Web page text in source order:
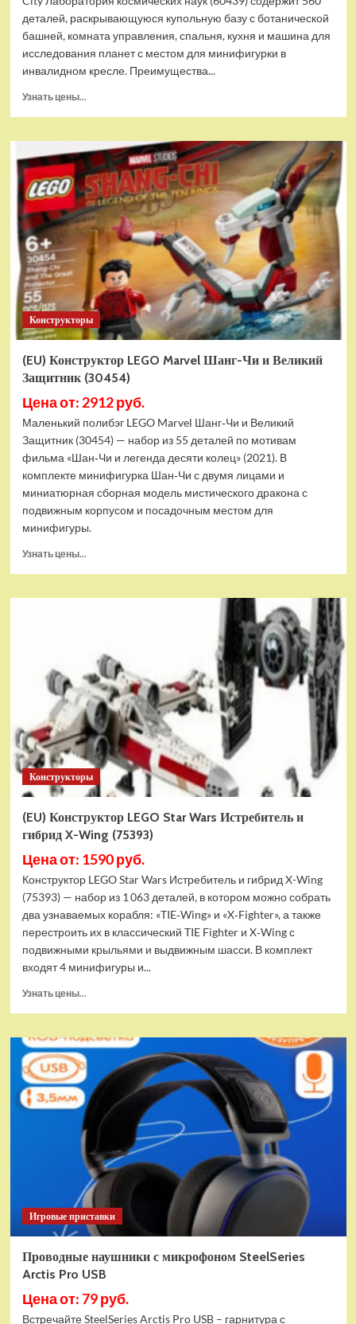
деталей, раскрывающуюся купольную базу с ботанической
башней, комната управления, спальня, кухня и машина для
исследования планет с местом для минифигурки в
инвалидном кресле. Преимущества...
Узнать цены...
(EU)
Конструктор
LEGO
City
Лаборатория
космических
наук
(60439)
Конструкторы
(EU) Конструктор LEGO Marvel Шанг-Чи и Великий
Защитник (30454)
Цена от: 2912 руб.
Маленький полибэг LEGO Marvel Шанг‑Чи и Великий
Защитник (30454) — набор из 55 деталей по мотивам
фильма «Шан‑Чи и легенда десяти колец» (2021). В
комплекте минифигурка Шан‑Чи с двумя лицами и
миниатюрная сборная модель мистического дракона с
подвижным корпусом и посадочным местом для
минифигуры.
Узнать цены...
(EU)
Шанг-
Чи
и
Великий
Защитник
(30454)
Конструкторы
(EU) Конструктор LEGO Star Wars Истребитель и
гибрид X-Wing (75393)
Цена от: 1590 руб.
Конструктор LEGO Star Wars Истребитель и гибрид X-Wing
(75393) — набор из 1 063 деталей, в котором можно собрать
два узнаваемых корабля: «TIE‑Wing» и «X‑Fighter», а также
перестроить их в классический TIE Fighter и X‑Wing с
подвижными крыльями и выдвижным шасси. В комплект
входят 4 минифигуры и...
Узнать цены...
(EU)
Конструктор
LEGO
Star
Wars
Истребитель
и
гибрид
X-
Wing
(75393)
Игровые приставки
Проводные наушники с микрофоном SteelSeries
Arctis Pro USB
Цена от: 79 руб.
Встречайте SteelSeries Arctis Pro USB – гарнитура с